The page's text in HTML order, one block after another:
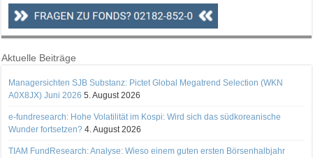
Aktuelle Beiträge
Managersichten SJB Substanz: Pictet Global Megatrend Selection (WKN
A0X8JX) Juni 2026 5. August 2026
e-fundresearch: Hohe Volatilität im Kospi: Wird sich das südkoreanische
Wunder fortsetzen? 4. August 2026
TIAM FundResearch: Analyse: Wieso einem guten ersten Börsenhalbjahr